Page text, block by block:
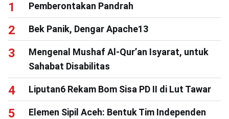
Pemberontakan Pandrah
Bek Panik, Dengar Apache13
Mengenal Mushaf Al-Qur’an Isyarat, untuk
Sahabat Disabilitas
Liputan6 Rekam Bom Sisa PD II di Lut Tawar
Elemen Sipil Aceh: Bentuk Tim Independen